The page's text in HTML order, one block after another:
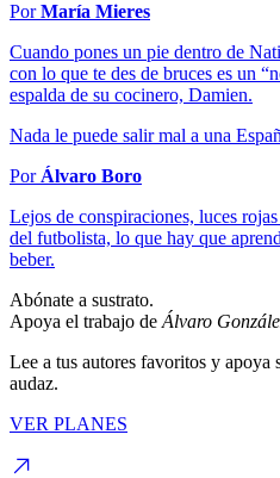
PorMaría Mieres
Cuando pones un pie dentro de
con lo que te des de bruces es un
espalda de su cocinero, Damien.
Nada le puede salir mal a una
Por Álvaro Boro
Lejos de conspiraciones, luces
del futbolista, lo que hay que
beber.
Abónate a sustrato.
Apoya el trabajo de Álvaro
Lee a tus autores favoritos y apoya
audaz.
VER PLANES